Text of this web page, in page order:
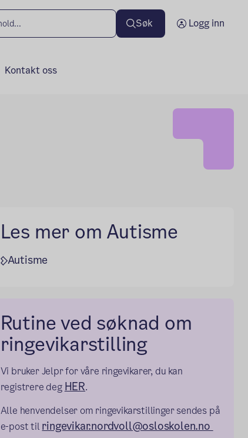
Søk Logg inn
Kontakt oss
Les mer om Autisme
Autisme
Rutine ved søknad om
ringevikarstilling
Vi bruker Jelpr for våre ringevikarer, du kan
registrere deg HER.
Alle henvendelser om ringevikarstillinger sendes på
e-post til ringevikar.nordvoll@osloskolen.no